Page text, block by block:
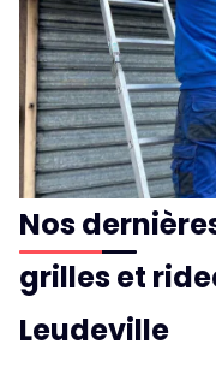
Nos
grilles et
Leudeville